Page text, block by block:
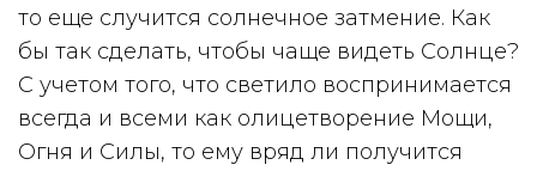
то еще случится солнечное затмение. Как
бы так сделать, чтобы чаще видеть Солнце?
С учетом того, что светило воспринимается
всегда и всеми как олицетворение Мощи,
Огня и Силы, то ему вряд ли получится